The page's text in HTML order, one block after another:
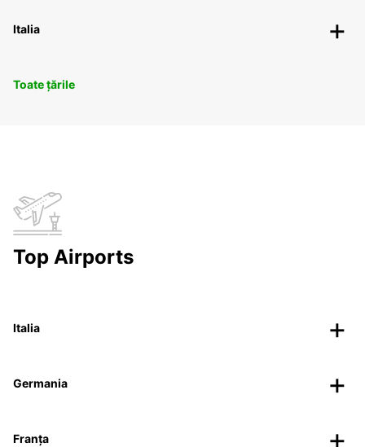
Italia
Toate țările
Top Airports
Italia
Germania
Franța